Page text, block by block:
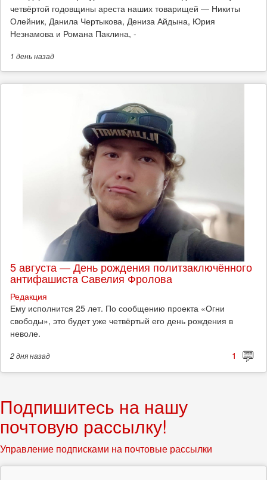
четвёртой годовщины ареста наших товарищей — Никиты
Олейник, Данила Чертыкова, Дениза Айдына, Юрия
Незнамова и Романа Паклина, -
1 деньназад
5 августа — День рождения политзаключённого
антифашиста Савелия Фролова
Редакция
Ему исполнится 25 лет. По сообщению проекта «Огни
свободы», это будет уже четвёртый его день рождения в
неволе.
2 дняназад 1
Подпишитесь на нашу
почтовую рассылку!
Управление подписками на почтовые рассылки